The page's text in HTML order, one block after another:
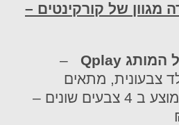
מגוון של קורקינטים –
המותג Qplay
–
צבעונית, מתאים
לגילאים 2-5 שנים, מוצע ב 4 צבעים שונים –